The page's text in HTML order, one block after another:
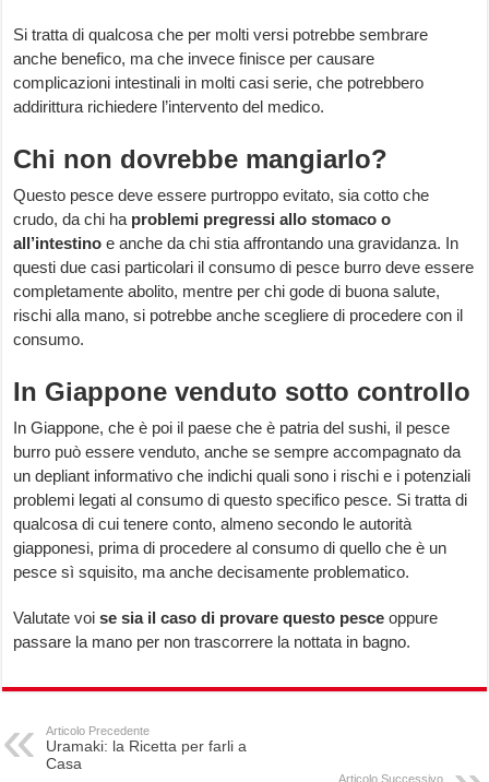
Si tratta di qualcosa che per molti versi potrebbe sembrare
anche benefico, ma che invece finisce per causare
complicazioni intestinali in molti casi serie, che potrebbero
addirittura richiedere l’intervento del medico.
Chi non dovrebbe mangiarlo?
Questo pesce deve essere purtroppo evitato, sia cotto che
crudo, da chi ha problemi pregressi allo stomaco o
all’intestino e anche da chi stia affrontando una gravidanza. In
questi due casi particolari il consumo di pesce burro deve essere
completamente abolito, mentre per chi gode di buona salute,
rischi alla mano, si potrebbe anche scegliere di procedere con il
consumo.
In Giappone venduto sotto controllo
In Giappone, che è poi il paese che è patria del sushi, il pesce
burro può essere venduto, anche se sempre accompagnato da
un depliant informativo che indichi quali sono i rischi e i potenziali
problemi legati al consumo di questo specifico pesce. Si tratta di
qualcosa di cui tenere conto, almeno secondo le autorità
giapponesi, prima di procedere al consumo di quello che è un
pesce sì squisito, ma anche decisamente problematico.
Valutate voise sia il caso di provare questo pesce oppure
passare la mano per non trascorrere la nottata in bagno.
Articolo Precedente
Uramaki: la Ricetta per farli a
Casa
Articolo Successivo